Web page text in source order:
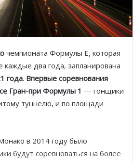
чемпионата Формулы Е, которая
каждые два года, запланирована
года. Впервые соревнования
Гран-при Формулы 1 — гонщики
туннелю, и по площади
в 2014 году было
будут соревноваться на более